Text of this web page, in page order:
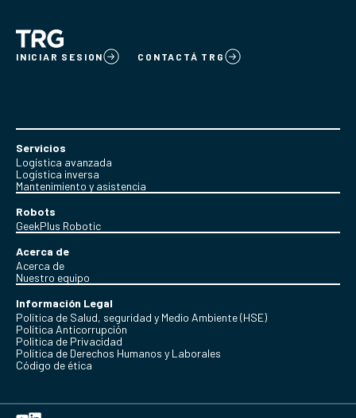
INICIAR SESION CONTACTÁ TRG
Servicios
Logística avanzada
Logística inversa
Mantenimiento y asistencia
Robots
GeekPlus Robotic
Acerca de
Acerca de
Nuestro equipo
Información Legal
Política de Salud, seguridad y Medio Ambiente (HSE)
Política Anticorrupción
Politica de Privacidad
Política de Derechos Humanos y Laborales
Código de ética